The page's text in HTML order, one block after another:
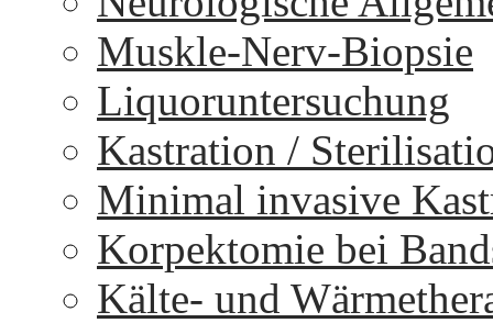
Muskle-Nerv-Biopsie
Liquoruntersuchung
Kastration /
Minimal invasive
Korpektomie bei
Kälte- und